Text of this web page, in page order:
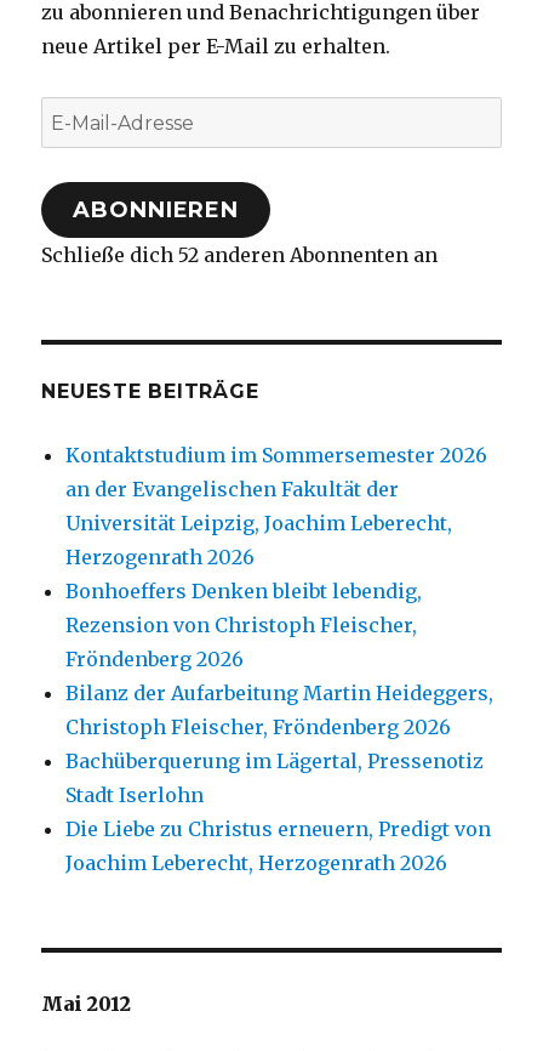
zu abonnieren und Benachrichtigungen über
neue Artikel per E-Mail zu erhalten.
E-
Mail-
Adresse
ABONNIEREN
Schließe dich 52 anderen Abonnenten an
NEUESTE BEITRÄGE
Kontaktstudium im Sommersemester 2026
an der Evangelischen Fakultät der
Universität Leipzig, Joachim Leberecht,
Herzogenrath 2026
Bonhoeffers Denken bleibt lebendig,
Rezension von Christoph Fleischer,
Fröndenberg 2026
Bilanz der Aufarbeitung Martin Heideggers,
Christoph Fleischer, Fröndenberg 2026
Bachüberquerung im Lägertal, Pressenotiz
Stadt Iserlohn
Die Liebe zu Christus erneuern, Predigt von
Joachim Leberecht, Herzogenrath 2026
Mai 2012